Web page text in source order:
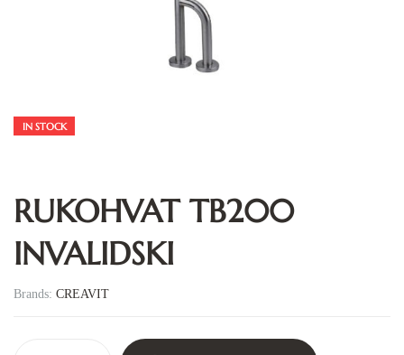
IN STOCK
RUKOHVAT TB200
INVALIDSKI
Brands: CREAVIT